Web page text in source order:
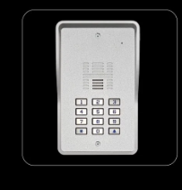
ンターホンとして機能しま
す。また、IoT機能によ
り、ユーザーはいつでもウ
ェブインターフェースを開
いてデバイスを追加した
り、発信電話番号を設定し
たり、ゲートアクセス用の